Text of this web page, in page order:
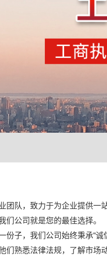
团队，致力于为企业提供一
们公司就是您的最佳选择。
份子，我们公司始终秉承“
们熟悉法律法规，了解市场